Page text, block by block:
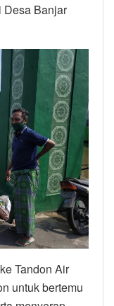
Desa Banjar
Tandon Air
untuk bertemu